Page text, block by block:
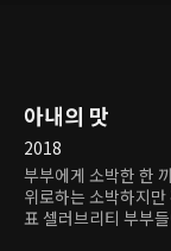
아내의 맛
2018
부부에게 소박한 한
위로하는 소박하지만
표 셀러브리티 부부